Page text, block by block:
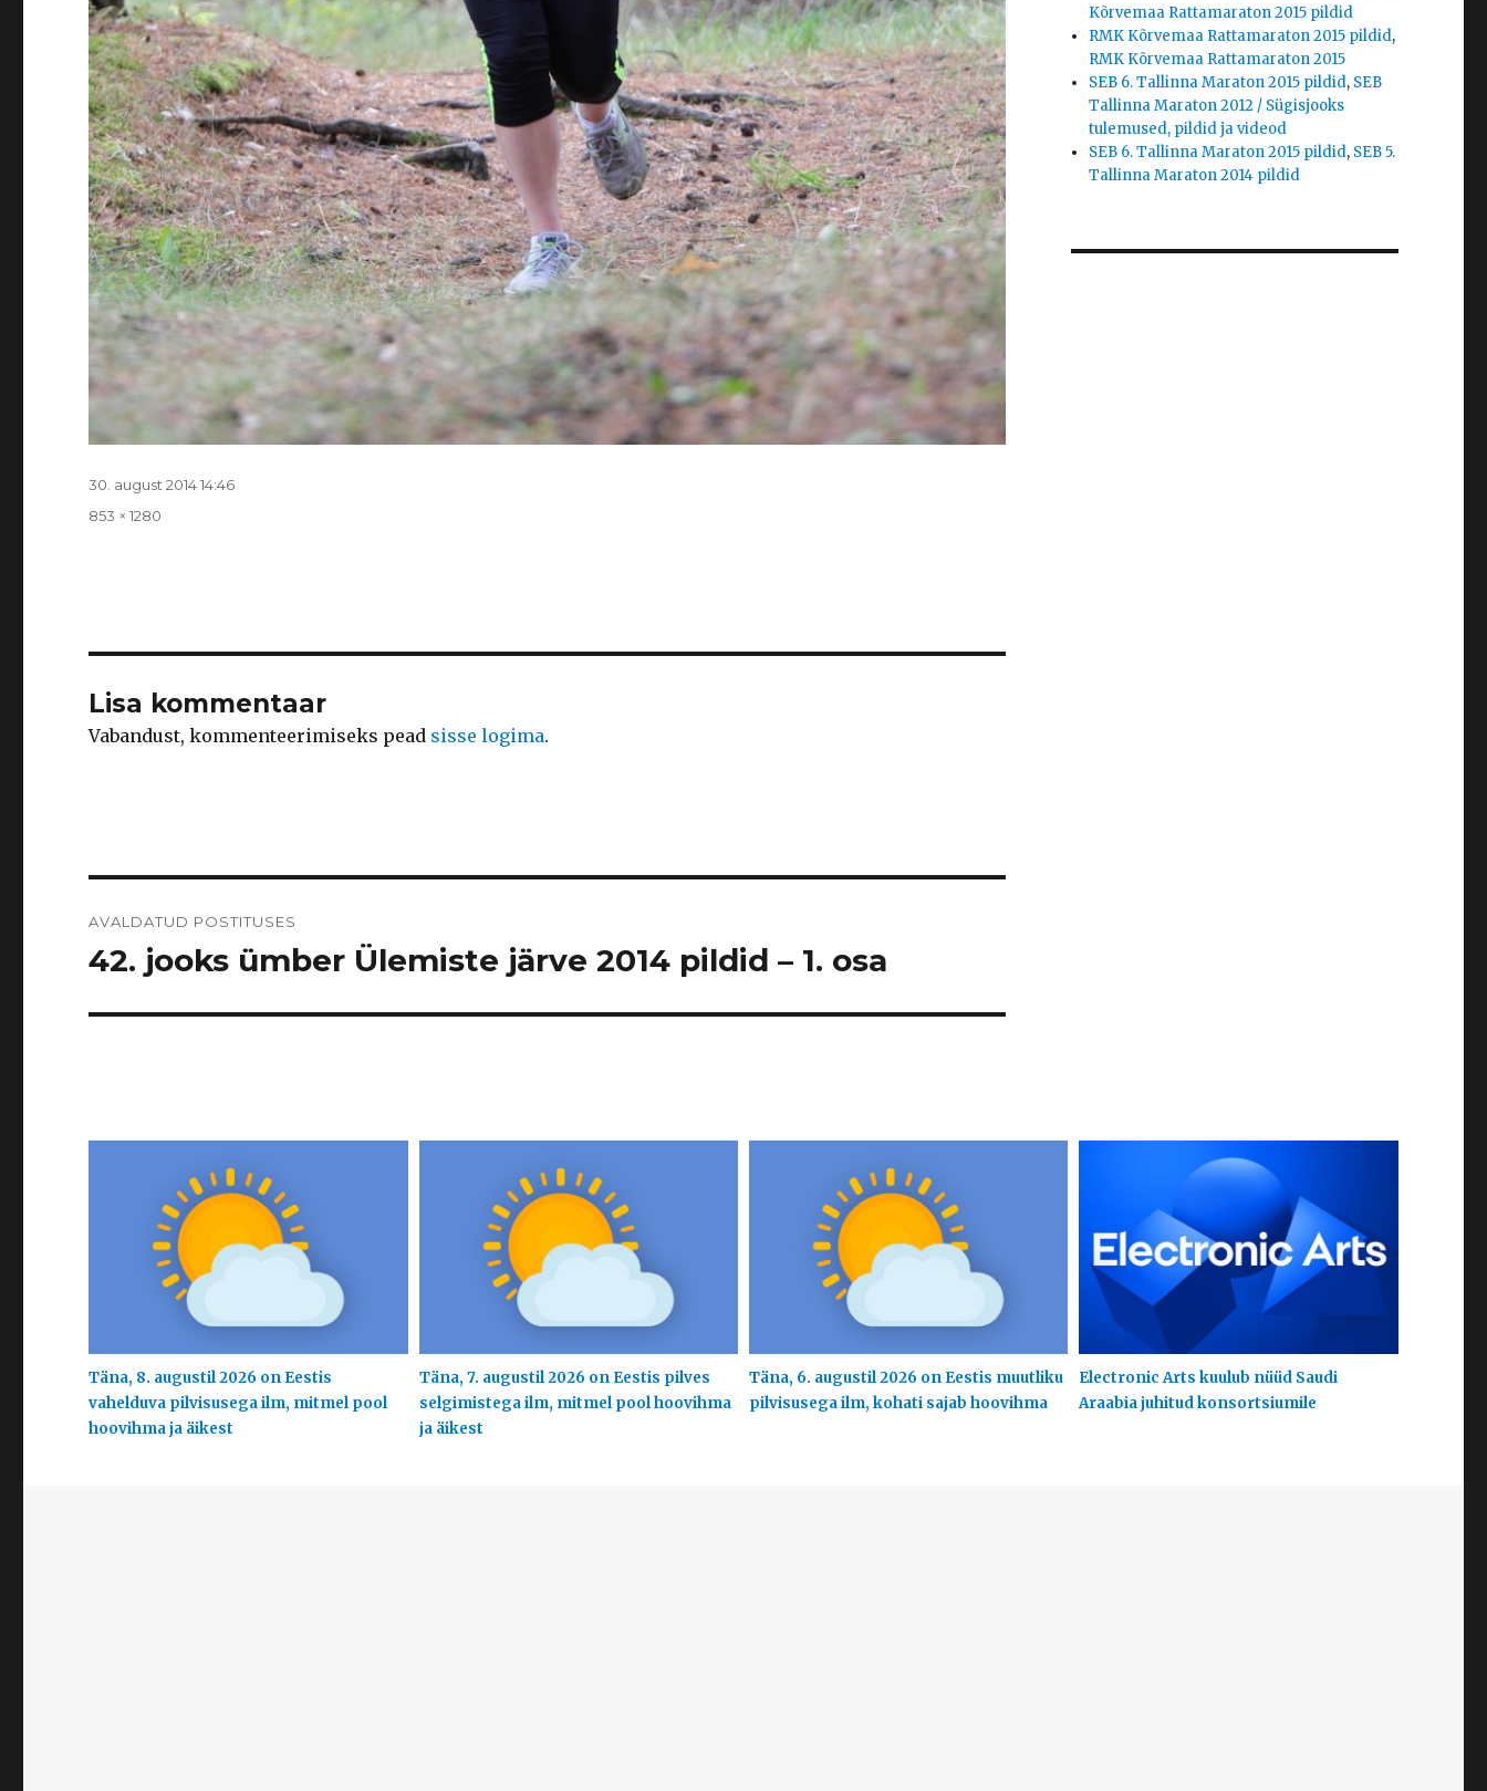
Postitatud
30. august 2014 14:46
Täissuurus
853 × 1280
Lisa kommentaar
Vabandust, kommenteerimiseks pead sisse logima.
AVALDATUD POSTITUSES
42. jooks ümber Ülemiste järve 2014 pildid – 1. osa
Kõrvemaa Rattamaraton 2015 pildid
RMK Kõrvemaa Rattamaraton 2015 pildid,
RMK Kõrvemaa Rattamaraton 2015
SEB 6. Tallinna Maraton 2015 pildid, SEB
Tallinna Maraton 2012 / Sügisjooks
tulemused, pildid ja videod
SEB 6. Tallinna Maraton 2015 pildid, SEB 5.
Tallinna Maraton 2014 pildid
Täna, 8. augustil 2026 on Eestis
vahelduva pilvisusega ilm, mitmel pool
hoovihma ja äikest
Täna, 7. augustil 2026 on Eestis pilves
selgimistega ilm, mitmel pool hoovihma
ja äikest
Täna, 6. augustil 2026 on Eestis muutliku
pilvisusega ilm, kohati sajab hoovihma
Electronic Arts kuulub nüüd Saudi
Araabia juhitud konsortsiumile